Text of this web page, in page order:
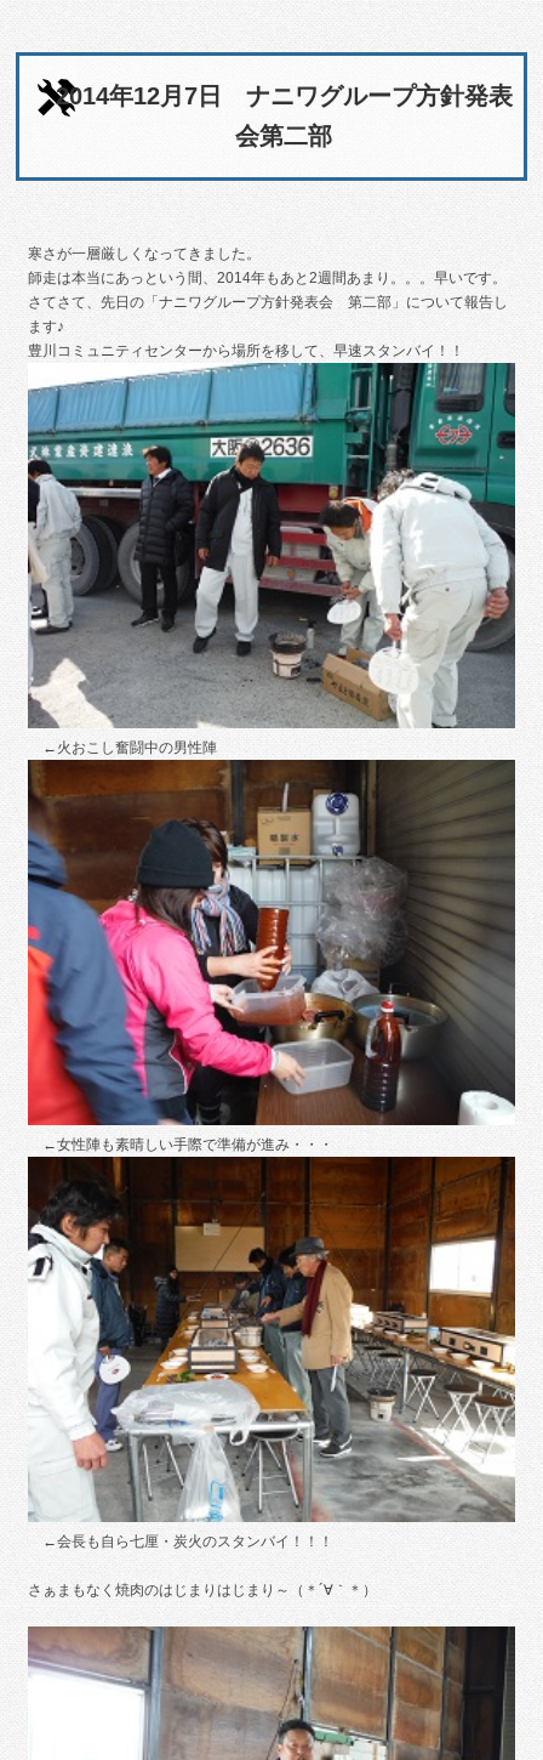
2014年12月7日 ナニワグループ方針発表
会第二部
寒さが一層厳しくなってきました。
師走は本当にあっという間、2014年もあと2週間あまり。。。早いです。
さてさて、先日の「ナニワグループ方針発表会 第二部」について報告し
ます♪
豊川コミュニティセンターから場所を移して、早速スタンバイ！！
←火おこし奮闘中の男性陣
←女性陣も素晴しい手際で準備が進み・・・
←会長も自ら七厘・炭火のスタンバイ！！！
さぁまもなく焼肉のはじまりはじまり～（＊´∀｀＊）